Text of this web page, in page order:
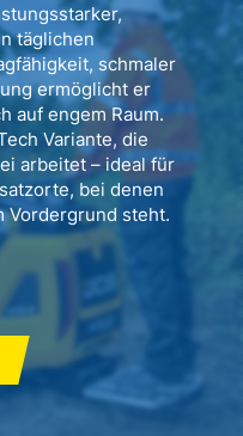
täglichen
schmaler
ermöglicht er
auf engem Raum.
Variante, die
arbeitet – ideal für
bei denen
Vordergrund steht.